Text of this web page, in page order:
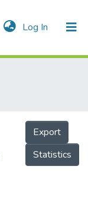
Log In (current)
Export
Statistics